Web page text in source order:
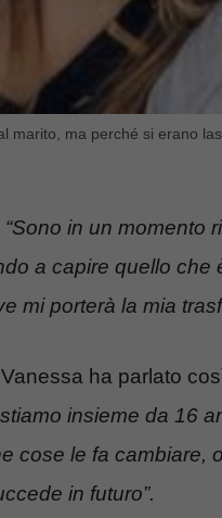
marito, ma perché si erano
“Sono in un momento
a capire quello
mi porterà la mia
ha parlato
insieme da 16
cose le fa cambiare,
in futuro”.